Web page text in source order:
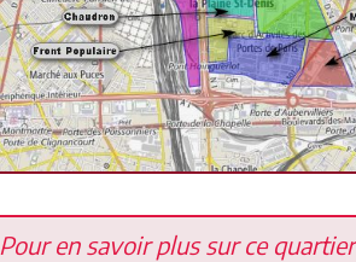
Pour en savoir plus sur ce quartier